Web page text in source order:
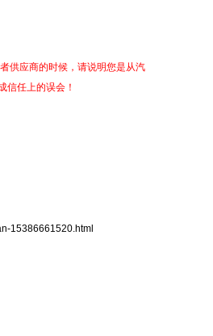
供应商的时候，请说明您是从汽
信任上的误会！
15386661520.html